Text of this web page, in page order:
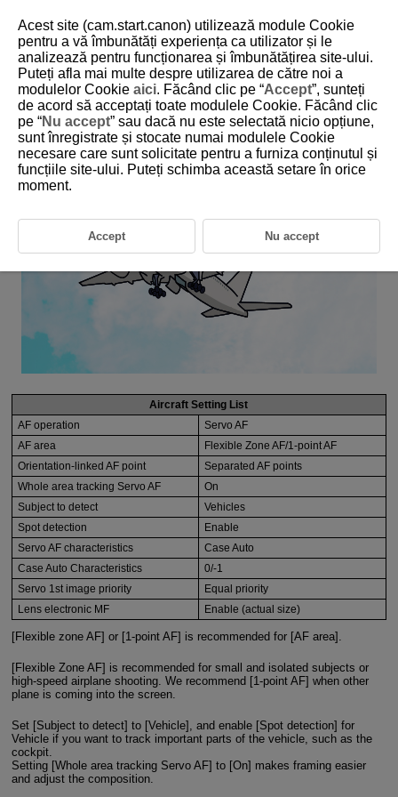
6-31 Aircraft
This setting is perfect for aircraft compositions.
Aircraft Setting List
AF operation
Servo AF
AF area
Flexible Zone AF/1-point AF
Orientation-linked AF point
Separated AF points
Whole area tracking Servo AF
On
Subject to detect
Vehicles
Spot detection
Enable
Servo AF characteristics
Case Auto
Case Auto Characteristics
0/-1
Servo 1st image priority
Equal priority
Lens electronic MF
Enable (actual size)
[Flexible zone AF] or [1-point AF] is recommended for [AF area].
[Flexible Zone AF] is recommended for small and isolated subjects or
high-speed airplane shooting. We recommend [1-point AF] when other
plane is coming into the screen.
Set [Subject to detect] to [Vehicle], and enable [Spot detection] for
Vehicle if you want to track important parts of the vehicle, such as the
cockpit.
Setting [Whole area tracking Servo AF] to [On] makes framing easier
and adjust the composition.
Acest site (cam.start.canon) utilizează module Cookie
pentru a vă îmbunătăți experiența ca utilizator și le
analizează pentru funcționarea și îmbunătățirea site-ului.
Puteți afla mai multe despre utilizarea de către noi a
modulelor Cookie aici. Făcând clic pe “Accept”, sunteți
de acord să acceptați toate modulele Cookie. Făcând clic
pe “Nu accept” sau dacă nu este selectată nicio opțiune,
sunt înregistrate și stocate numai modulele Cookie
necesare care sunt solicitate pentru a furniza conținutul și
funcțiile site-ului. Puteți schimba această setare în orice
moment.
Accept Nu accept